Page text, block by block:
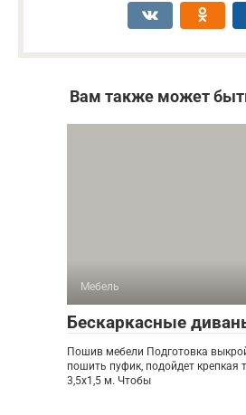
Вам также может
Мебель
Бескаркасные
Пошив мебели Подготовка
пошить пуфик, подойдет крепкая
3,5х1,5 м. Чтобы